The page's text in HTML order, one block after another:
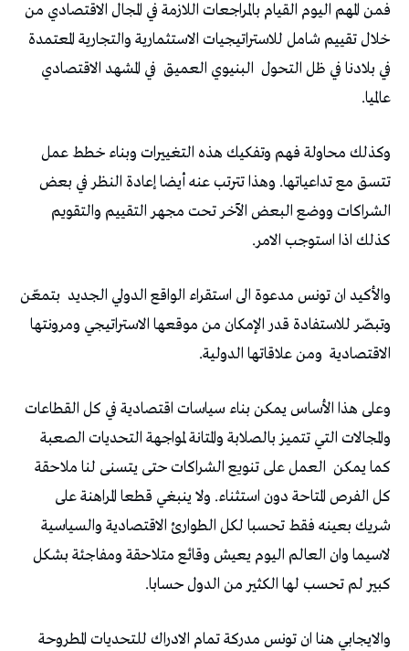
فمن المهم اليوم القيام بالمراجعات اللازمة في المجال الاقتصادي من
خلال تقييم شامل للاستراتيجيات الاستثمارية والتجارية المعتمدة
في بلادنا في ظل التحول البنيوي العميق في المشهد الاقتصادي
عالميا.
وكذلك محاولة فهم وتفكيك هذه التغييرات وبناء خطط عمل
تتسق مع تداعياتها. وهذا تترتب عنه أيضا إعادة النظر في بعض
الشراكات ووضع البعض الآخر تحت مجهر التقييم والتقويم
كذلك اذا استوجب الامر.
والأكيد ان تونس مدعوة الى استقراء الواقع الدولي الجديد بتمعّن
وتبصّر للاستفادة قدر الإمكان من موقعها الاستراتيجي ومرونتها
الاقتصادية ومن علاقاتها الدولية.
وعلى هذا الأساس يمكن بناء سياسات اقتصادية في كل القطاعات
والمجالات التي تتميز بالصلابة والمتانة لمواجهة التحديات الصعبة
كما يمكن العمل على تنويع الشراكات حتى يتسنى لنا ملاحقة
كل الفرص المتاحة دون استثناء. ولا ينبغي قطعا المراهنة على
شريك بعينه فقط تحسبا لكل الطوارئ الاقتصادية والسياسية
لاسيما وان العالم اليوم يعيش وقائع متلاحقة ومفاجئة بشكل
كبير لم تحسب لها الكثير من الدول حسابا.
والايجابي هنا ان تونس مدركة تمام الادراك للتحديات المطروحة